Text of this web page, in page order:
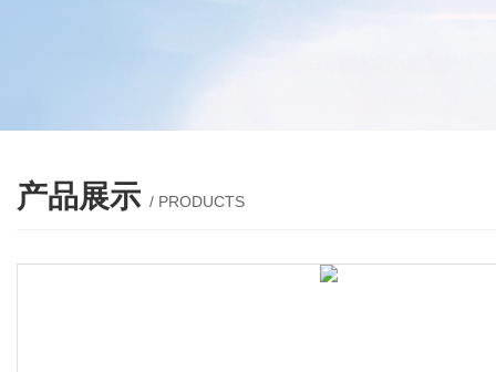
产品展示 / PRODUCTS